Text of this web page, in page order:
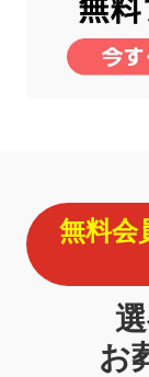
無料会
お